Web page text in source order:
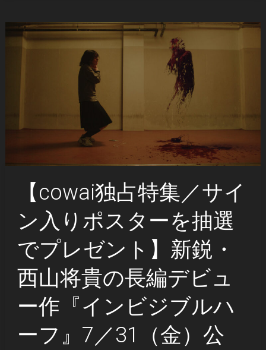
【cowai独占特集／サイ
ン入りポスターを抽選
でプレゼント】新鋭・
西山将貴の長編デビュ
ー作『インビジブルハ
ーフ』7／31（金）公